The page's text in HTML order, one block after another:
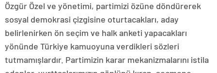
Özgür Özel ve yönetimi, partimizi özüne döndürerek
sosyal demokrasi çizgisine oturtacakları, aday
belirlenirken ön seçim ve halk anketi yapacakları
yönünde Türkiye kamuoyuna verdikleri sözleri
tutmamışlardır. Partimizin karar mekanizmalarını istila